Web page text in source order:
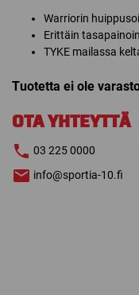
Warriorin
Erittäin
TYKE mailassa
Tuotetta ei ole
OTA YHTEYTTÄ
03 225 0000
info@sportia-10.fi